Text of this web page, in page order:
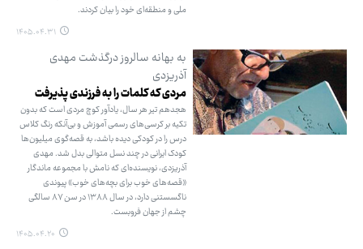
ملی و منطقه‌ای خود را بیان کردند.
۱۴۰۵.۰۴.۳۱
به بهانه سالروز درگذشت مهدی
آذریزدی
مردی که کلمات را به فرزندی پذیرفت
هجدهم تیر هر سال، یادآور کوچ مردی است که بدون
تکیه بر کرسی‌های رسمی آموزش و بی‌آنکه رنگ کلاس
درس را در کودکی دیده باشد، به قصه‌گوی میلیون‌ها
کودک ایرانی در چند نسل متوالی بدل شد. مهدی
آذریزدی، نویسنده‌ای که نامش با مجموعه ماندگار
«قصه‌های خوب برای بچه‌های خوب» پیوندی
ناگسستنی دارد، در سال ۱۳۸۸ در سن ۸۷ سالگی
چشم از جهان فروبست.
۱۴۰۵.۰۴.۲۰